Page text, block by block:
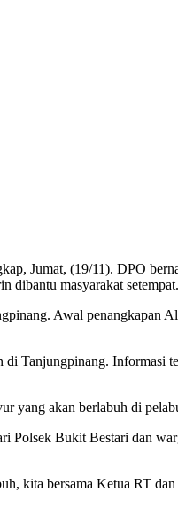
Jumat, (19/11). DPO
dibantu masyarakat setempat.
Awal penangkapan
Informasi
yang akan berlabuh di
Polsek Bukit Bestari dan
kita bersama Ketua RT